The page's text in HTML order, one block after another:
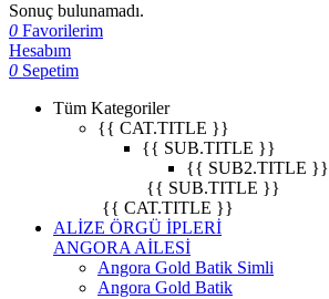
Sonuç bulunamadı.
0 Favorilerim
Hesabım
0 Sepetim
Tüm Kategoriler
{{ CAT.TITLE }}
{{ SUB.TITLE }}
{{ SUB2.TITLE }}
{{ SUB.TITLE }}
{{ CAT.TITLE }}
ALİZE ÖRGÜ İPLERİ
ANGORA AİLESİ
Angora Gold Batik Simli
Angora Gold Batik